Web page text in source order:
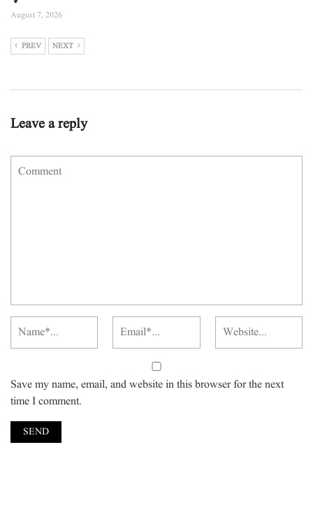
August 7, 2026
PREV NEXT
Leave a reply
Save my name, email, and website in this browser for the next
time I comment.